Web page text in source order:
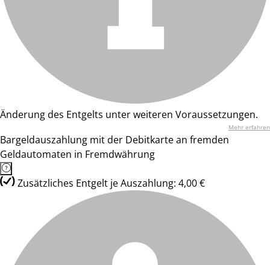
Änderung des Entgelts unter weiteren Voraussetzungen.
Mehr erfahren
Bargeldauszahlung mit der Debitkarte an fremden
Geldautomaten in Fremdwährung
Zusätzliches Entgelt je Auszahlung: 4,00 €